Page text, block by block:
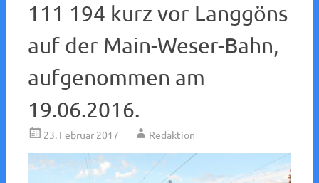
111 194 kurz vor Langgöns
auf der Main-Weser-Bahn,
aufgenommen am
19.06.2016.
23. Februar 2017 Redaktion